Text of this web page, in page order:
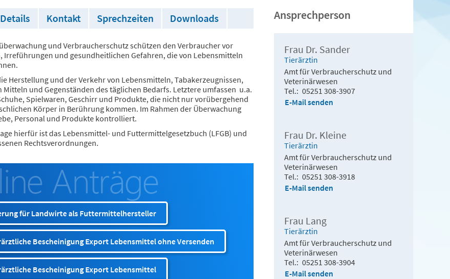
Details Kontakt Sprechzeiten Downloads
und Verbraucherschutz schützen den Verbraucher vor
Irreführungen und gesundheitlichen Gefahren, die von Lebensmitteln
Herstellung und der Verkehr von Lebensmitteln, Tabakerzeugnissen,
Mitteln und Gegenständen des täglichen Bedarfs. Letztere umfassen u.a.
Spielwaren, Geschirr und Produkte, die nicht nur vorübergehend
Körper in Berührung kommen. Im Rahmen der Überwachung
Personal und Produkte kontrolliert.
hierfür ist das Lebensmittel- und Futtermittelgesetzbuch (LFGB) und
Rechtsverordnungen.
für Landwirte als Futtermittelhersteller
Bescheinigung Export Lebensmittel ohne Versenden
Bescheinigung Export Lebensmittel
Ansprechperson
Frau Dr. Sander
Tierärztin
Amt für Verbraucherschutz und
Veterinärwesen
Tel. 05251 308-3907
E-Mail senden
Frau Dr. Kleine
Tierärztin
Amt für Verbraucherschutz und
Veterinärwesen
Tel. 05251 308-3918
E-Mail senden
Frau Lang
Tierärztin
Amt für Verbraucherschutz und
Veterinärwesen
Tel. 05251 308-3904
E-Mail senden